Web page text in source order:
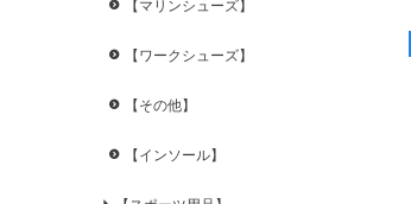
【マリンシューズ】
【ワークシューズ】
【その他】
【インソール】